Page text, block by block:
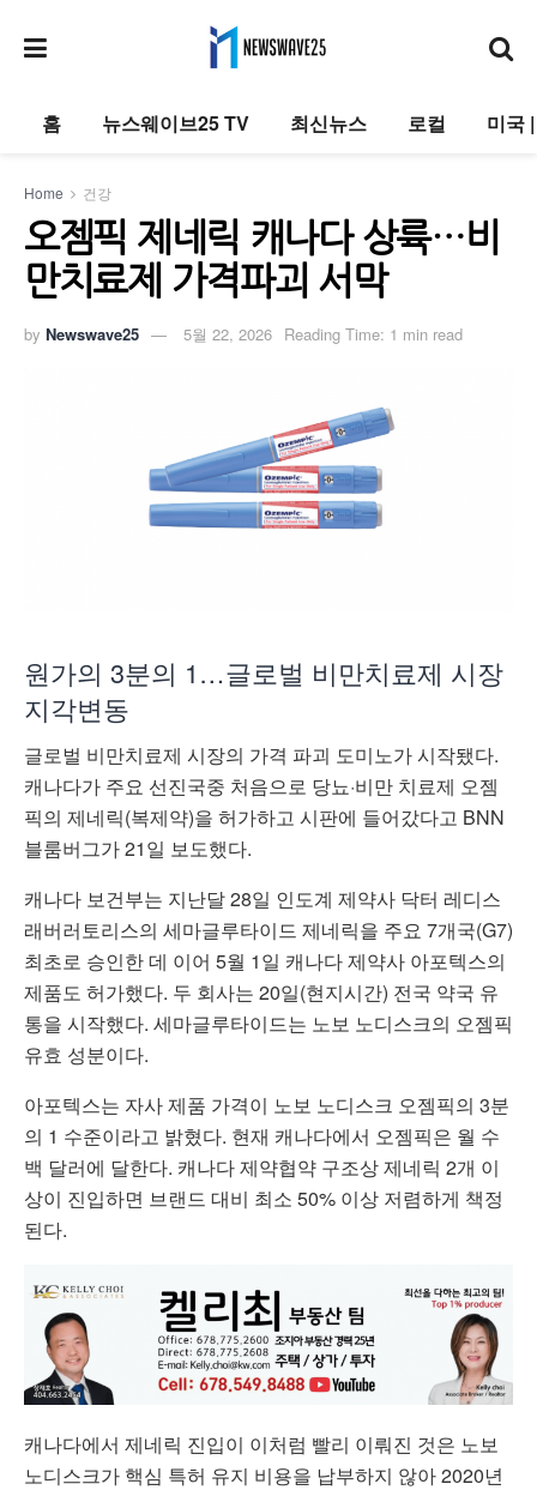
홈 뉴스웨이브25 TV 최신뉴스 로컬 미국
Home 건강
오젬픽 제네릭 캐나다 상륙…비
만치료제 가격파괴 서막
by Newswave25 5월 22, 2026 Reading Time: 1 min read
원가의 3분의 1…글로벌 비만치료제 시장
지각변동
글로벌 비만치료제 시장의 가격 파괴 도미노가 시작됐다.
캐나다가 주요 선진국중 처음으로 당뇨·비만 치료제 오젬
픽의 제네릭(복제약)을 허가하고 시판에 들어갔다고 BNN
블룸버그가 21일 보도했다.
캐나다 보건부는 지난달 28일 인도계 제약사 닥터 레디스
래버러토리스의 세마글루타이드 제네릭을 주요 7개국(G7)
최초로 승인한 데 이어 5월 1일 캐나다 제약사 아포텍스의
제품도 허가했다. 두 회사는 20일(현지시간) 전국 약국 유
통을 시작했다. 세마글루타이드는 노보 노디스크의 오젬픽
유효 성분이다.
아포텍스는 자사 제품 가격이 노보 노디스크 오젬픽의 3분
의 1 수준이라고 밝혔다. 현재 캐나다에서 오젬픽은 월 수
백 달러에 달한다. 캐나다 제약협약 구조상 제네릭 2개 이
상이 진입하면 브랜드 대비 최소 50% 이상 저렴하게 책정
된다.
캐나다에서 제네릭 진입이 이처럼 빨리 이뤄진 것은 노보
노디스크가 핵심 특허 유지 비용을 납부하지 않아 2020년